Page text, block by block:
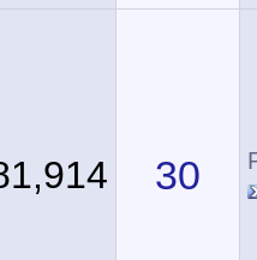
30
181,914